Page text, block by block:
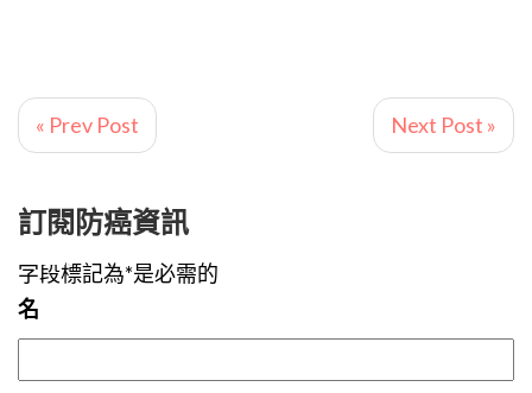
« Prev Post Next Post »
訂閱防癌資訊
字段標記為*是必需的
名